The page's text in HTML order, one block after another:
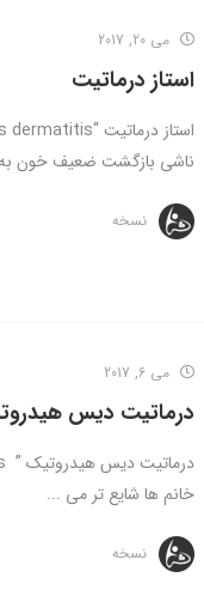
می 20, 2017
استاز درماتیت
ناشی بازگشت ضعیف خون
نسخه
می 6, 2017
درماتیت دیس
خانم ها شایع تر می ...
نسخه